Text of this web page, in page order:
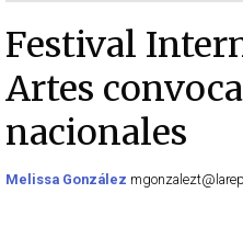
Festival
Artes
nacionales
Melissa González